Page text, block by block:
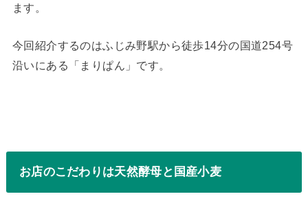
ます。
今回紹介するのはふじみ野駅から徒歩14分の国道254号
沿いにある「まりぱん」です。
お店のこだわりは天然酵母と国産小麦